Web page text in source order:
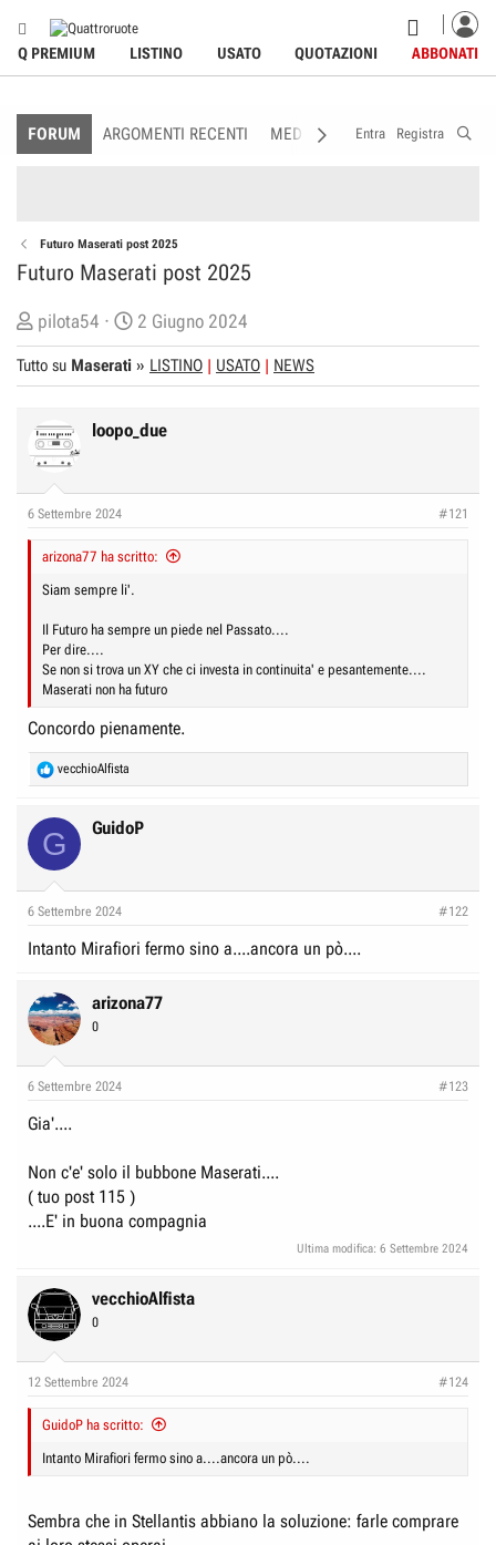
Q PREMIUM LISTINO USATO QUOTAZIONI ABBONATI
FORUM ARGOMENTI RECENTI MEDIA MEMBRI
Entra Registra
Futuro Maserati post 2025
Futuro Maserati post 2025
C
r
e
t
o
e
s
u
s
s
i
n
pilota54
D
a
t
d
z
2 Giugno 2024
Tutto su Maserati » LISTINO USATO NEWS
loopo_due
6 Settembre 2024 #121
arizona77 ha scritto:
Siam sempre li'.
Il Futuro ha sempre un piede nel Passato....
Per dire....
Se non si trova un XY che ci investa in continuita' e pesantemente....
Maserati non ha futuro
Concordo pienamente.
R
e
t
s
vecchioAlfista
G GuidoP
6 Settembre 2024 #122
Intanto Mirafiori fermo sino a....ancora un pò....
arizona77
0
6 Settembre 2024 #123
Gia'....
Non c'e' solo il bubbone Maserati....
( tuo post 115 )
....E' in buona compagnia
Ultima modifica: 6 Settembre 2024
vecchioAlfista
0
12 Settembre 2024 #124
GuidoP ha scritto:
Intanto Mirafiori fermo sino a....ancora un pò....
Sembra che in Stellantis abbiano la soluzione: farle comprare